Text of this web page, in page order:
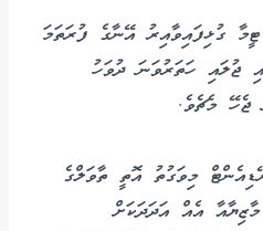
ގުޅިފައިވާއިރު އޭނާގެ ފުރަތަމަ
ޖުލައި ހަތަރުވަނަ ދުވަހު
ޖެހޭ މެޗެވެ.
މިވަގުތު އޮތީ ތާވަލްގެ
އެއް އަދަދަކަށް